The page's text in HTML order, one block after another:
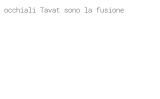
occhiali Tavat sono la fusione